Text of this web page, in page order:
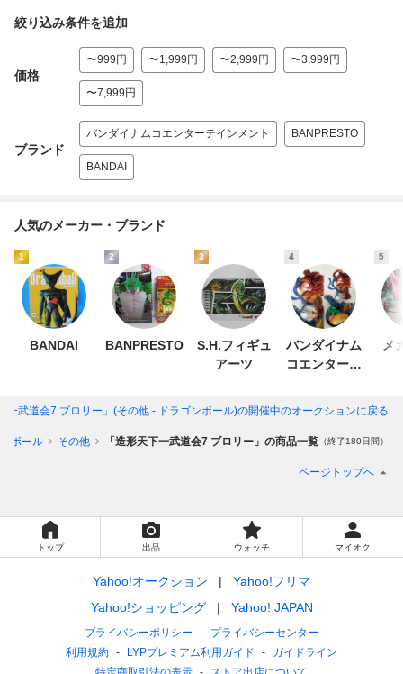
絞り込み条件を追加
価格
〜999円 〜1,999円 〜2,999円 〜3,999円
〜7,999円
ブランド
バンダイナムコエンターテインメント BANPRESTO
BANDAI
人気のメーカー・ブランド
1
BANDAI
2
BANPRESTO
3
S.H.フィギュ
アーツ
4
バンダイナム
コエンターテ
5
メ
一武道会7 ブロリー」(その他 - ドラゴンボール)の開催中のオークションに戻る
ボール その他 「造形天下一武道会7 ブロリー」の商品一覧 （終了180日間）
ページトップへ
トップ 出品 ウォッチ マイオク
Yahoo!オークション
Yahoo!フリマ
Yahoo!ショッピング
Yahoo! JAPAN
プライバシーポリシー
プライバシーセンター
利用規約
LYPプレミアム利用ガイド
ガイドライン